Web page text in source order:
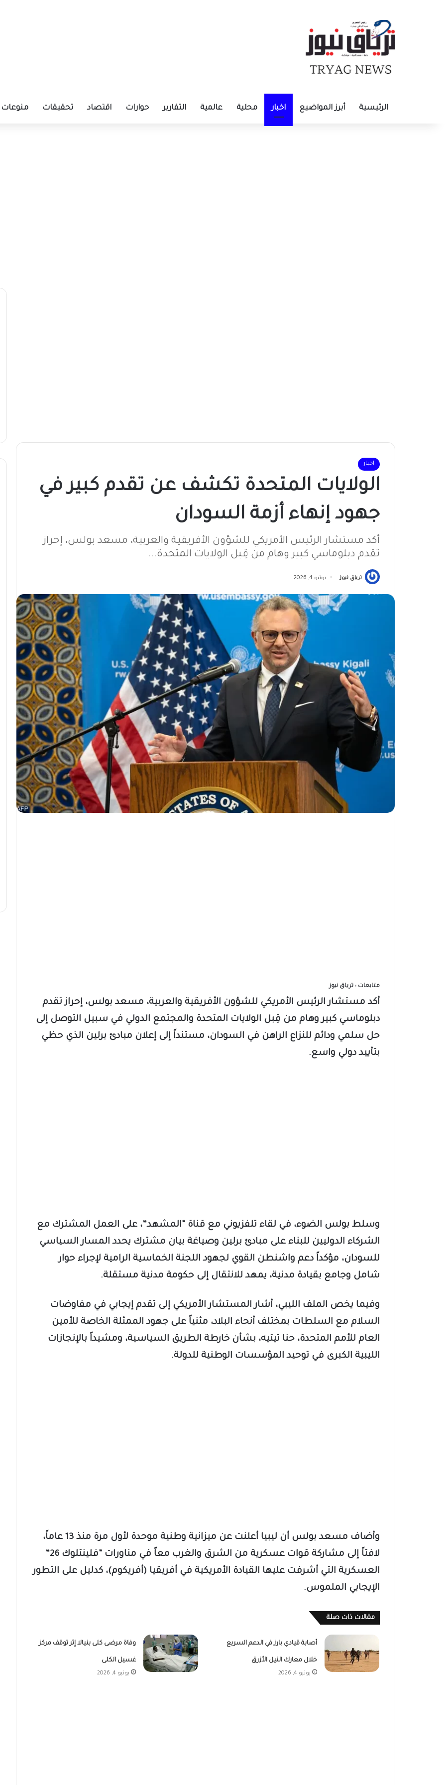
الرئيسية أبرز المواضيع اخبار محلية عالمية التقارير حوارات اقتصاد تحقيقات منوعات
اخبار
الولايات المتحدة تكشف عن تقدم كبير في
جهود إنهاء أزمة السودان
أكد مستشار الرئيس الأمريكي للشؤون الأفريقية والعربية، مسعد بولس، إحراز
تقدم دبلوماسي كبير وهام من قِبل الولايات المتحدة...
ترياق نيوز يونيو 4, 2026
متابعات : ترياق نيوز
أكد مستشار الرئيس الأمريكي للشؤون الأفريقية والعربية، مسعد بولس، إحراز تقدم
دبلوماسي كبير وهام من قِبل الولايات المتحدة والمجتمع الدولي في سبيل التوصل إلى
حل سلمي ودائم للنزاع الراهن في السودان، مستنداً إلى إعلان مبادئ برلين الذي حظي
بتأييد دولي واسع.
وسلط بولس الضوء، في لقاء تلفزيوني مع قناة “المشهد”، على العمل المشترك مع
الشركاء الدوليين للبناء على مبادئ برلين وصياغة بيان مشترك يحدد المسار السياسي
للسودان، مؤكداً دعم واشنطن القوي لجهود اللجنة الخماسية الرامية لإجراء حوار
شامل وجامع بقيادة مدنية، يمهد للانتقال إلى حكومة مدنية مستقلة.
وفيما يخص الملف الليبي، أشار المستشار الأمريكي إلى تقدم إيجابي في مفاوضات
السلام مع السلطات بمختلف أنحاء البلاد، مثنياً على جهود الممثلة الخاصة للأمين
العام للأمم المتحدة، حنا تيتيه، بشأن خارطة الطريق السياسية، ومشيداً بالإنجازات
الليبية الكبرى في توحيد المؤسسات الوطنية للدولة.
وأضاف مسعد بولس أن ليبيا أعلنت عن ميزانية وطنية موحدة لأول مرة منذ 13 عاماً،
لافتاً إلى مشاركة قوات عسكرية من الشرق والغرب معاً في مناورات “فلينتلوك 26”
العسكرية التي أشرفت عليها القيادة الأمريكية في أفريقيا (أفريكوم)، كدليل على التطور
الإيجابي الملموس.
مقالات ذات صلة
أصابة قيادي بارز في الدعم السريع
خلال معارك النيل الأزرق
يونيو 4, 2026
وفاة مرضى كلى بنيالا إثر توقف مركز
غسيل الكلى
يونيو 4, 2026